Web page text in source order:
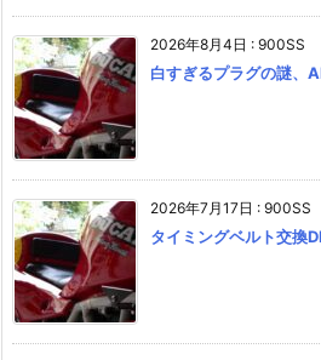
2026年8月4日 : 900SS
白すぎるプラグの謎、
2026年7月17日 : 900SS
タイミングベルト交換